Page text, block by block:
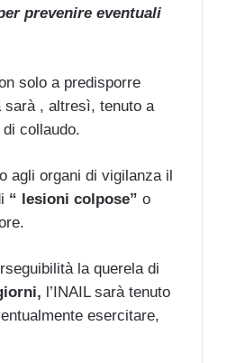
prevenire eventuali
solo a predisporre
, altresì, tenuto a
collaudo.
agli organi di vigilanza il
“ lesioni colpose” o
la querela di
l’INAIL sarà tenuto
esercitare,